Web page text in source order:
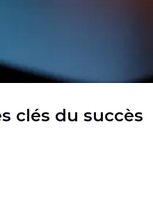
clés du succès